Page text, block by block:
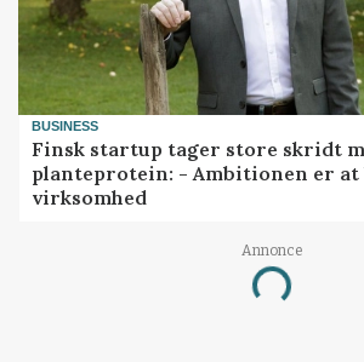
BUSINESS
Finsk startup tager store skridt
planteprotein: - Ambitionen er at
virksomhed
Annonce
Loading...